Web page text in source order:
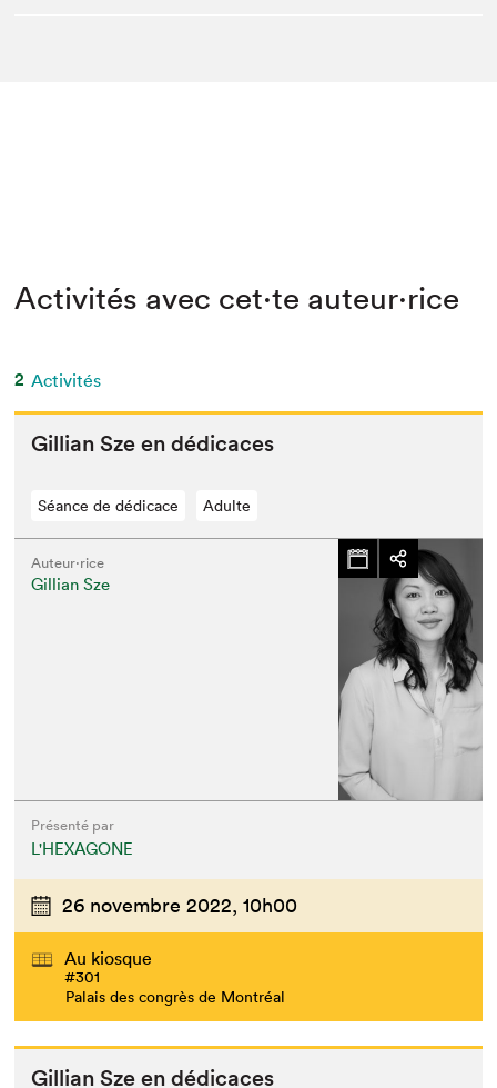
Activités avec cet·te auteur·rice
2 Activités
Gillian Sze en dédicaces
Séance de dédicace Adulte
Auteur·rice
Gillian Sze
Présenté par
L'HEXAGONE
26 novembre 2022, 10h00
Au kiosque
#301
Palais des congrès de Montréal
Gillian Sze en dédicaces